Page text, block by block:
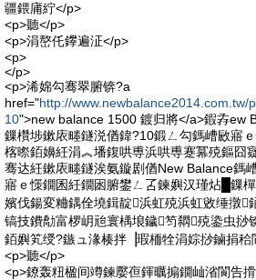
疆鍡庯紵</p>
<p>聽</p>
<p>涓嶅仛鑻遍泟</p>
<p>
</p>
<p>浠婂勾骞翠腑锛?a
href="http://www.newbalance2014.com.tw/
10">new balance 1500 鍍归將</a>鍜孨ew
鏁欑埗鏉庡畻鐩涚偤鍏?10鍛ㄥ勾鎷嶆敐寤
楁暩銆嬶紝涓︽墦鍑哄尃浜哄尃蹇冪殑鏂囧
骞达紝鏉庡畻鐩涘氨鏇剧偤New Balance鎷
寤ｅ憡鐗囷紝鐗囦腑鐢ㄥ叾鍊嬩汉瑾炶█鏁
嬪伐鍚変粬鍝佺墝鍓靛浜虹殑浜虹敓缍撴
镐技鐨勪富椤岄兘寰楀埌鐬笉閷殑鍌虫挱
銆嬩笂绶?鏃ュ湪楱拌▕瑕栭牷涓婃挱鏀捐秴
<p>聽</p>
<p>鐐轰粈楹间竴鍊嬮亱鍕曞搧鐗屾渻閬告